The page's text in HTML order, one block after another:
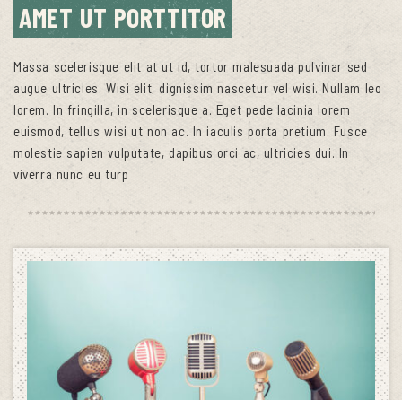
AMET UT PORTTITOR
Massa scelerisque elit at ut id, tortor malesuada pulvinar sed
augue ultricies. Wisi elit, dignissim nascetur vel wisi. Nullam leo
lorem. In fringilla, in scelerisque a. Eget pede lacinia lorem
euismod, tellus wisi ut non ac. In iaculis porta pretium. Fusce
molestie sapien vulputate, dapibus orci ac, ultricies dui. In
viverra nunc eu turp